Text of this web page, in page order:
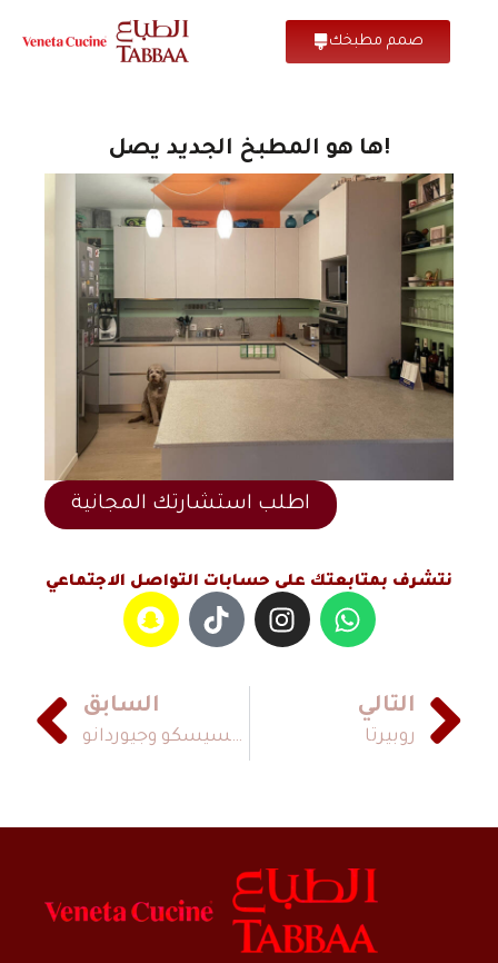
صمم مطبخك
ها هو المطبخ الجديد يصل!
اطلب استشارتك المجانية
نتشرف بمتابعتك على حسابات التواصل الاجتماعي
السابق
فرانسيسكو وجيوردانو
التالي
روبيرتا